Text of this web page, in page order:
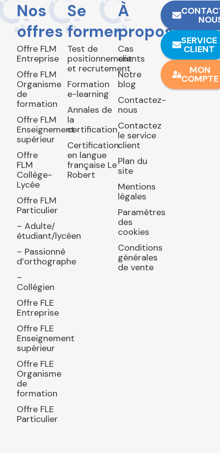
Nos
offres
Offre FLM
Entreprise
Offre FLM
Organisme
de
formation
Offre FLM
Enseignement
supérieur
Offre
FLM
Collège-
Lycée
Offre FLM
Particulier
– Adulte/
étudiant/lycéen
– Passionné
d’orthographe
–
Collégien
Offre FLE
Entreprise
Offre FLE
Enseignement
supérieur
Offre FLE
Organisme
de
formation
Offre FLE
Particulier
Se
former
Test de
positionnement
et recrutement
Formation
e-learning
Annales de
la
certification
Certification
en langue
française Le
Robert
À
propos
Cas
clients
Notre
blog
Contactez-
nous
Contactez
le service
client
Plan du
site
Mentions
légales
Paramètres
des
cookies
Conditions
générales
de vente
SERVICE
CLIENT
MON
COMPTE